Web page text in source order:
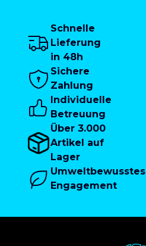
Schnelle
Lieferung
in 48h
Sichere
Zahlung
Individuelle
Betreuung
Über 3.000
Artikel auf
Lager
Umweltbewusstes
Engagement